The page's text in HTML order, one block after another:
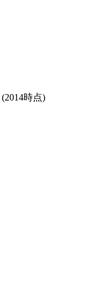
(2014時点)